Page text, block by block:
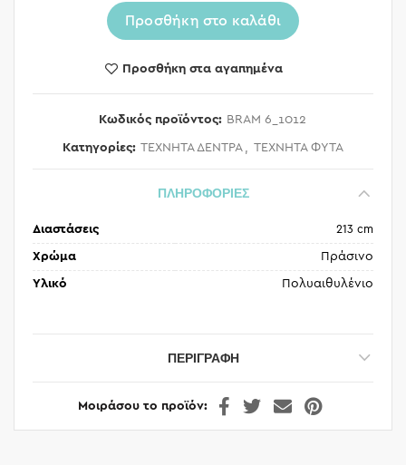
Προσθήκη στο καλάθι
Προσθήκη στα αγαπημένα
Κωδικός προϊόντος: BRAM 6_1012
Κατηγορίες: ΤΕΧΝΗΤΑ ΔΕΝΤΡΑ , ΤΕΧΝΗΤΑ ΦΥΤΑ
ΠΛΗΡΟΦΟΡΙΕΣ
Διαστάσεις 213 cm
Χρώμα Πράσινο
Υλικό Πολυαιθυλένιο
ΠΕΡΙΓΡΑΦΉ
Μοιράσου το προϊόν